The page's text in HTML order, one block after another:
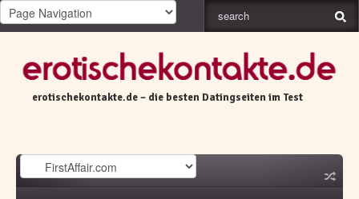
erotischekontakte.de – die besten Datingseiten im Test